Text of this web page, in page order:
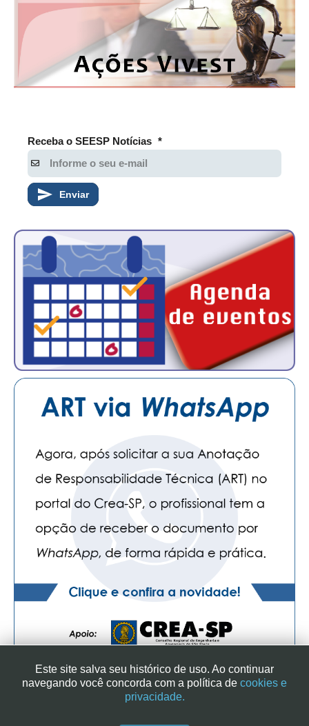
LEGISLAÇÃO
LEI 4.950-A/1966 – PISO SALARIAL
LEI 5.194/1966 – REGULAMENTAÇÃO DA PROFISSÃO
RES 1.002/2002 – CÓDIGO DE ÉTICA
HOMOLOGAÇÕES
PISO SALARIAL
OPORTUNIDADES
APRESENTAÇÃO
EMPREGO E ESTÁGIO
CARREIRA
AUTÔNOMOS E SERVIÇOS
GUIA DAS ENGENHARIAS
CURSOS
ENGENHEIRO EMPREENDEDOR
SEESP EDUCAÇÃO
PLATAFORMAS GRATUITAS
BENEFÍCIOS
PLANO DE SAÚDE
Receba o SEESP Notícias *
Enviar
SINDICATO DOS ENGENHEIROS NO ESTADO DE SÃO PAULO
Este site salva seu histórico de uso. Ao continuar
navegando você concorda com a política de cookies e
privacidade.